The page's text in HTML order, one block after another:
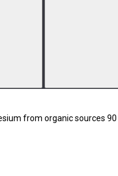
from organic sources